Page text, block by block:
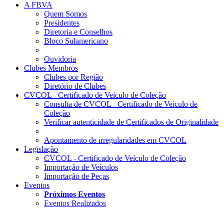
A FBVA
Quem Somos
Presidentes
Diretoria e Conselhos
Bloco Sulamericano
Ouvidoria
Clubes Membros
Clubes por Região
Diretório de Clubes
CVCOL - Certificado de Veículo de Coleção
Consulta de CVCOL - Certificado de Veículo de
Coleção
Verificar autenticidade de Certificados de Originalidade
Apontamento de irregularidades em CVCOL
Legislação
CVCOL - Certificado de Veículo de Coleção
Importação de Veículos
Importação de Peças
Eventos
Próximos Eventos
Eventos Realizados